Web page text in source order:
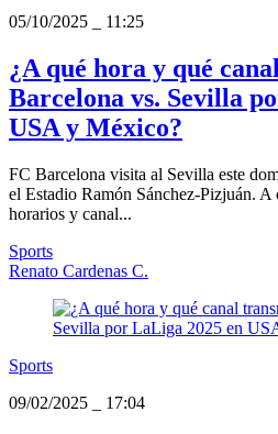
05/10/2025
11:25
¿A qué hora y qué
Barcelona vs. Sevilla
USA y México?
FC Barcelona visita al Sevilla este
el Estadio Ramón Sánchez-Pizjuán.
horarios y canal...
Sports
Renato Cardenas C.
Sports
09/02/2025
17:04